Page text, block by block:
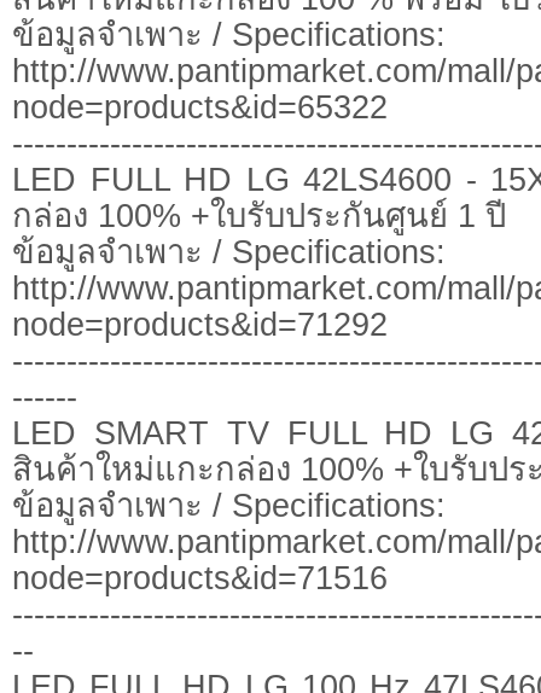
ข้อมูลจำเพาะ / Specifications:
http://www.pantipmarket.com/mall/
node=products&id=65322
LED FULL HD LG 42LS4600 -
กล่อง 100% +ใบรับประกันศูนย์ 1 ปี
ข้อมูลจำเพาะ / Specifications:
http://www.pantipmarket.com/mall/
node=products&id=71292
------
LED SMART TV FULL HD LG
สินค้าใหม่แกะกล่อง 100% +ใบรับป
ข้อมูลจำเพาะ / Specifications:
http://www.pantipmarket.com/mall/
node=products&id=71516
--